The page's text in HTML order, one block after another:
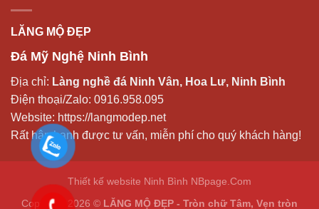
LĂNG MỘ ĐẸP
Đá Mỹ Nghệ Ninh Bình
Địa chỉ: Làng nghề đá Ninh Vân, Hoa Lư, Ninh Bình
Điện thoại/Zalo: 0916.958.095
Website: https://langmodep.net
Rất hân hạnh được tư vấn, miễn phí cho quý khách hàng!
Thiết kế website Ninh Bình NBpage.Com
Copyright 2026 © LĂNG MỘ ĐẸP - Tròn chữ Tâm, Vẹn tròn